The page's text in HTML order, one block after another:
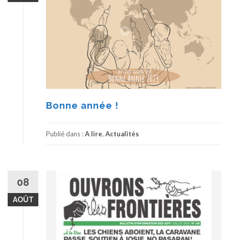
Bonne année !
Publié dans :A lire, Actualités
08
AOÛT